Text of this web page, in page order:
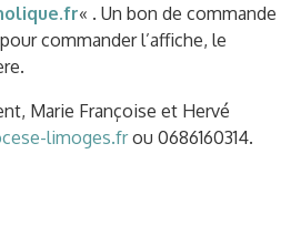
« . Un bon de commande
commander l’affiche, le
Marie Françoise et Hervé
limoges.frou 0686160314.